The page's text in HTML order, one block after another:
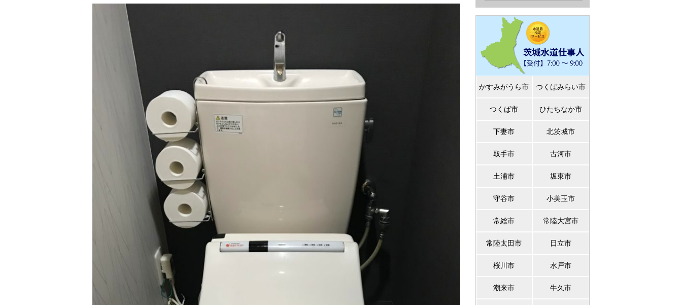
かすみがうら市 つくばみらい市
つくば市 ひたちなか市
下妻市 北茨城市
取手市 古河市
土浦市 坂東市
守谷市 小美玉市
常総市 常陸大宮市
常陸太田市 日立市
桜川市 水戸市
潮来市 牛久市